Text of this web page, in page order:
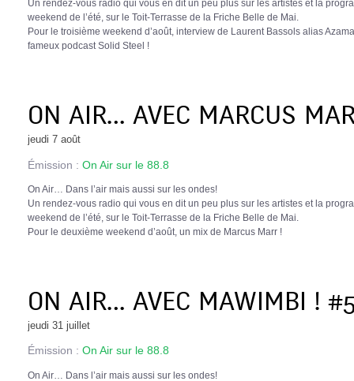
Un rendez-vous radio qui vous en dit un peu plus sur les artistes et la
weekend de l’été, sur le Toit-Terrasse de la Friche Belle de Mai.
Pour le troisième weekend d’août, interview de Laurent Bassols alias
fameux podcast Solid Steel !
ON AIR… AVEC MARCUS
jeudi 7 août
Émission : On Air sur le 88.8
On Air… Dans l’air mais aussi sur les ondes!
Un rendez-vous radio qui vous en dit un peu plus sur les artistes et la
weekend de l’été, sur le Toit-Terrasse de la Friche Belle de Mai.
Pour le deuxième weekend d’août, un mix de Marcus Marr !
ON AIR… AVEC MAWIMBI !
jeudi 31 juillet
Émission : On Air sur le 88.8
On Air… Dans l’air mais aussi sur les ondes!